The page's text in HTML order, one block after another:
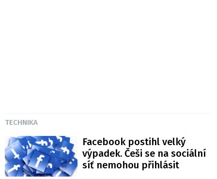
TECHNIKA
Facebook postihl velký
výpadek. Češi se na sociální
síť nemohou přihlásit